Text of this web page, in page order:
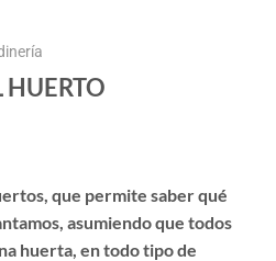
HUERTO
que permite saber qué
asumiendo que todos
huerta, en todo tipo de